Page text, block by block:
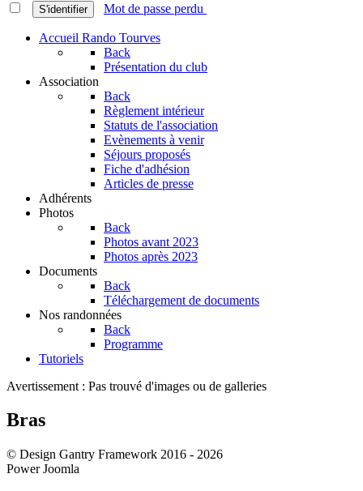
S'identifier Mot de passe perdu
Accueil Rando Tourves
Back
Présentation du club
Association
Back
Règlement intérieur
Statuts de l'association
Evènements à venir
Séjours proposés
Fiche d'adhésion
Articles de presse
Adhérents
Photos
Back
Photos avant 2023
Photos après 2023
Documents
Back
Téléchargement de documents
Nos randonnées
Back
Programme
Tutoriels
Avertissement : Pas trouvé d'images ou de galleries
Bras
© Design Gantry Framework 2016 - 2026
Power Joomla